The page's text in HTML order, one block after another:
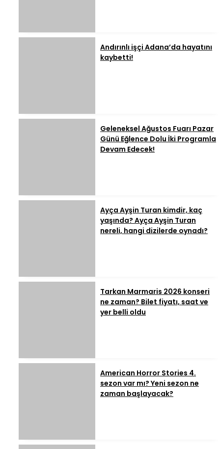
Andırınlı işçi Adana’da hayatını
kaybetti!
Geleneksel Ağustos Fuarı Pazar
Günü Eğlence Dolu İki Programla
Devam Edecek!
Ayça Ayşin Turan kimdir, kaç
yaşında? Ayça Ayşin Turan
nereli, hangi dizilerde oynadı?
Tarkan Marmaris 2026 konseri
ne zaman? Bilet fiyatı, saat ve
yer belli oldu
American Horror Stories 4.
sezon var mı? Yeni sezon ne
zaman başlayacak?